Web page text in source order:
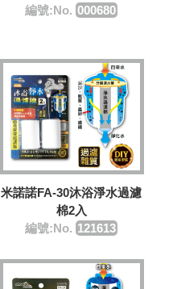
編號:No. 000680
米諾諾FA-30沐浴淨水過濾
棉2入
編號:No. 121613